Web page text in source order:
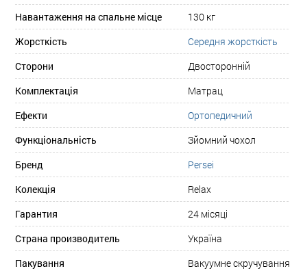
Навантаження на спальне місце
130 кг
Жорсткість
Середня жорсткість
Сторони
Двосторонній
Комплектація
Матрац
Ефекти
Ортопедичний
Функціональність
Зйомний чохол
Бренд
Persei
Колекція
Relax
Гарантия
24 місяці
Страна производитель
Україна
Пакування
Вакуумне скручування